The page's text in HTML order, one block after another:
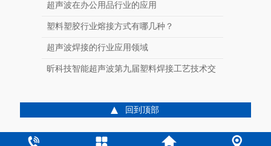
全自动智能超声波
超声波在办公用品行业的应用
塑料塑胶行业熔接方式有哪几种？
超声波焊接的行业应用领域
昕科技智能超声波第九届塑料焊接工艺技术交
回到顶部